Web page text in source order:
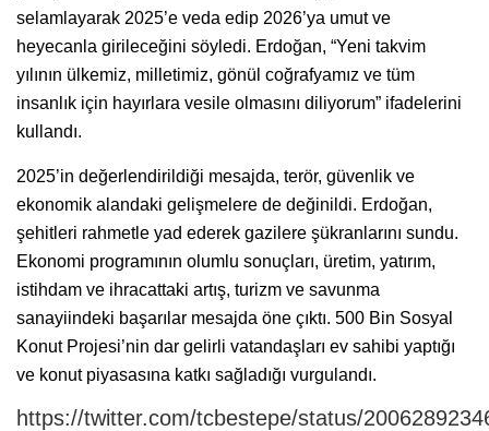
selamlayarak 2025’e veda edip 2026’ya umut ve
heyecanla girileceğini söyledi. Erdoğan, “Yeni takvim
yılının ülkemiz, milletimiz, gönül coğrafyamız ve tüm
insanlık için hayırlara vesile olmasını diliyorum” ifadelerini
kullandı.
2025’in değerlendirildiği mesajda, terör, güvenlik ve
ekonomik alandaki gelişmelere de değinildi. Erdoğan,
şehitleri rahmetle yad ederek gazilere şükranlarını sundu.
Ekonomi programının olumlu sonuçları, üretim, yatırım,
istihdam ve ihracattaki artış, turizm ve savunma
sanayiindeki başarılar mesajda öne çıktı. 500 Bin Sosyal
Konut Projesi’nin dar gelirli vatandaşları ev sahibi yaptığı
ve konut piyasasına katkı sağladığı vurgulandı.
https://twitter.com/tcbestepe/status/